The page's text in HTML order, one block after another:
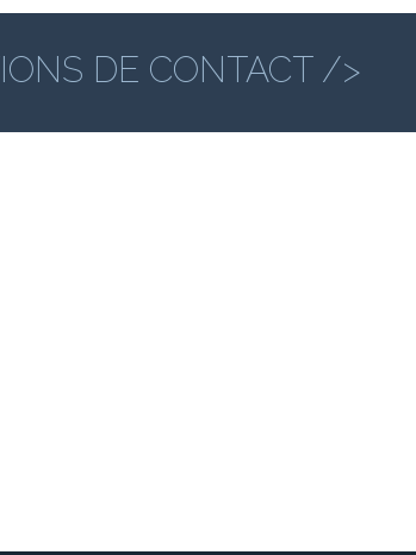
DE CONTACT />